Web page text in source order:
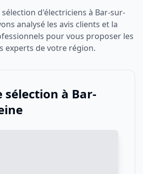
d'électriciens à Bar-sur-
analysé les avis clients et la
pour vous proposer les
experts de votre région.
sélection à Bar-